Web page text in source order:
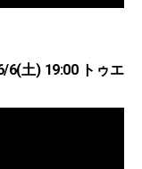
6(土) 19:00 トゥエ